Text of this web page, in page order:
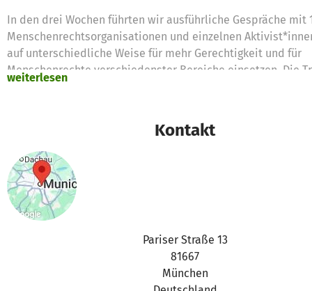
In den drei Wochen führten wir ausführliche Gespräche mit
Menschenrechtsorganisationen und einzelnen
auf unterschiedliche Weise für mehr Gerechtigkeit und für
Menschenrechte verschiedenster Bereiche einsetzen. Die
Straßenkinder, bei ArcoIris erhielten wir eindrückliche
von der Situation der LGTBI-Community und bei der MADJ
(Movimiento Amplio para la Dignidad y Justicia) erfuhren
über die Kämpfe der indigenen und nicht-indigenen
ihre natürlichen Ressourcen.
Wir starteten in Tegucigalpa, waren bei den Garífuna in der
Trujillo, in Yoro bei den Tolupanes und in La Esperanza bei
Diese Besuche verdeutlichten uns die schwierigen
denen Indigene ihr Land verteidigen – geprägt von
anhaltender Straflosigkeit und permanenter
weiterlesen
Kontakt
Pariser Straße 13
81667
München